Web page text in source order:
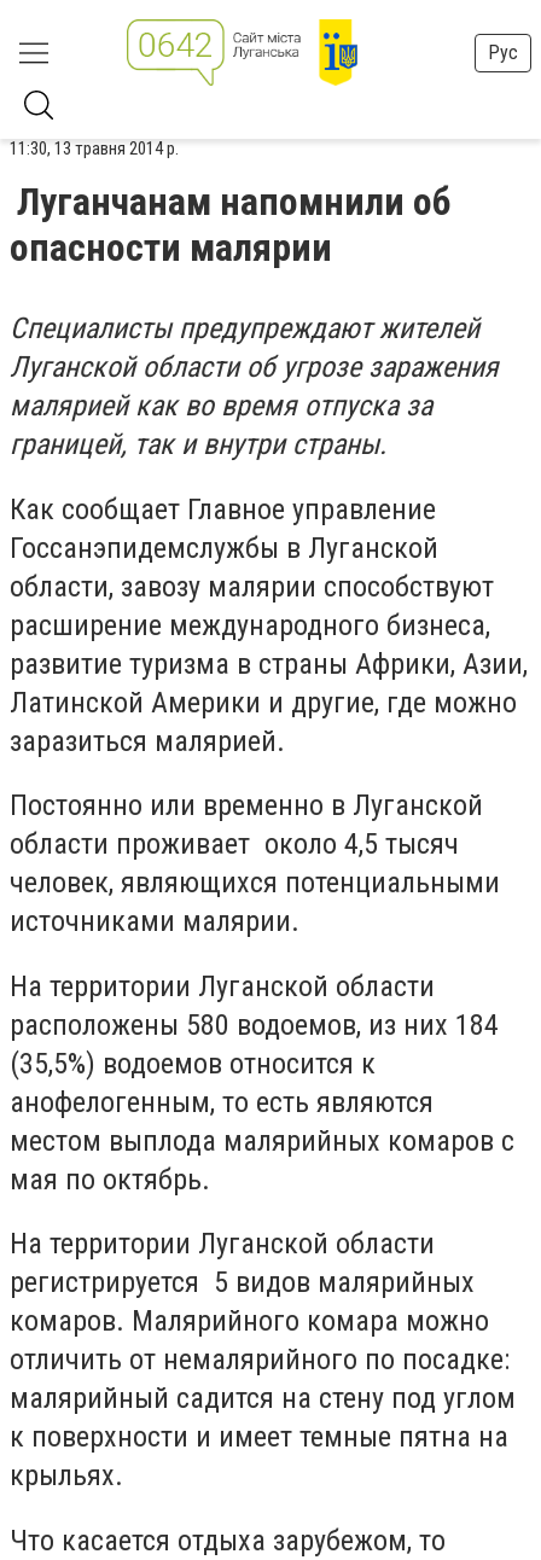
Рус
11:30, 13 травня 2014 р.
Луганчанам напомнили об
опасности малярии
Специалисты предупреждают жителей
Луганской области об угрозе заражения
малярией как во время отпуска за
границей, так и внутри страны.
Как сообщает Главное управление
Госсанэпидемслужбы в Луганской
области, завозу малярии способствуют
расширение международного бизнеса,
развитие туризма в страны Африки, Азии,
Латинской Америки и другие, где можно
заразиться малярией.
Постоянно или временно в Луганской
области проживает около 4,5 тысяч
человек, являющихся потенциальными
источниками малярии.
На территории Луганской области
расположены 580 водоемов, из них 184
(35,5%) водоемов относится к
анофелогенным, то есть являются
местом выплода малярийных комаров с
мая по октябрь.
На территории Луганской области
регистрируется 5 видов малярийных
комаров. Малярийного комара можно
отличить от немалярийного по посадке:
малярийный садится на стену под углом
к поверхности и имеет темные пятна на
крыльях.
Что касается отдыха зарубежом, то